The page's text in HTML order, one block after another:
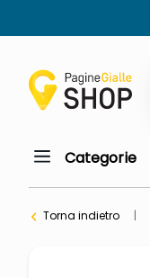
Categorie
Torna indietro